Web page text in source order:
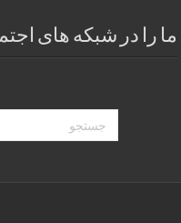
ما را در شبکه های